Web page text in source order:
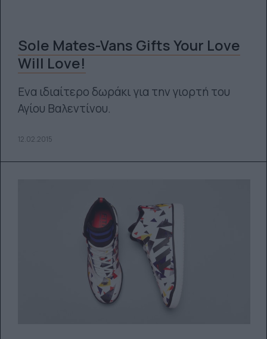
Sole Mates-Vans Gifts Your Love
Will Love!
Ενα ιδιαίτερο δωράκι για την γιορτή του
Αγίου Βαλεντίνου.
12.02.2015